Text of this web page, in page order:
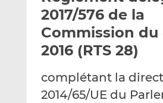
e
p
a
e
m
g
e
r
s
r
L
g
e
s
r
F
2017/576 de la
Commission du
2016 (RTS 28)
complétant la
2014/65/UE du